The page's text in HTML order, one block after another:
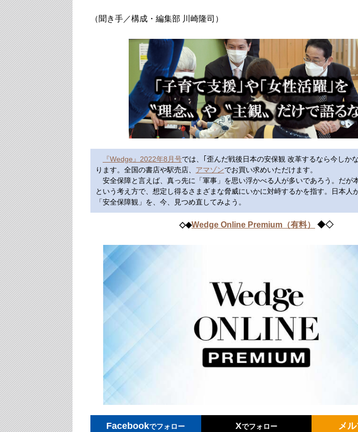
（聞き手／構成・編集部 川崎隆司）
『Wedge』2022年8月号では、｢歪んだ戦後日本の安保観 改革するなら今しか
ります。全国の書店や駅売店、 アマゾンでお買い求めいただけます。
安全保障と言えば、真っ先に「軍事」を思い浮かべる人が多いであろう。だが
という考え方で、想定し得るさまざまな脅威にいかに対峙するかを指す。日本人
「安全保障観」を、今、見つめ直してみよう。
◇◆Wedge Online Premium​（有料） ◆◇
Facebookでフォロー Xでフォロー メ